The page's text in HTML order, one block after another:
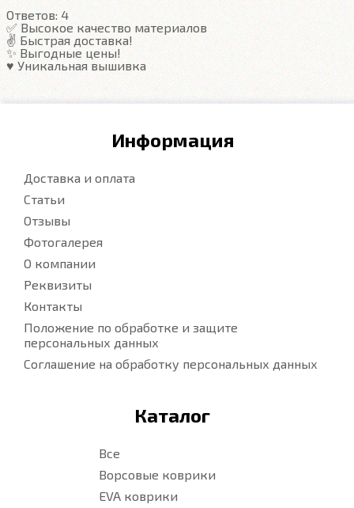
Ответов: 4
✅ Высокое качество материалов
✌️ Быстрая доставка!
✨ Выгодные цены!
♥️ Уникальная вышивка
Информация
Доставка и оплата
Статьи
Отзывы
Фотогалерея
О компании
Реквизиты
Контакты
Положение по обработке и защите
персональных данных
Соглашение на обработку персональных данных
Каталог
Все
Ворсовые коврики
EVA коврики